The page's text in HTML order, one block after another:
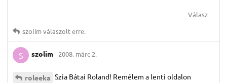
Válasz
szolimválaszolt erre.
S szolim 2008. márc 2.
roleeka Szia Bátai Roland! Remélem a lenti oldalon